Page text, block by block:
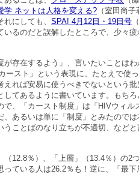
学 ネットは人格を変える? （室田尚
にしても、 SPA! 4月12日・19日号
いるのだと誤解したところで、少々
が存在するよう」、言いたいことは
ースト」という表現に、たとえで使
えれば安易に使うべきでないという
してあるように書いています。もち
で、「カースト制度」は「HIVウィル
、あるいは単に「制度」とみたので
うことばのなり立ちが不適切、など
12.8％）、「上層」（13.4％）の2
ている人は26.2％も！逆に、「最